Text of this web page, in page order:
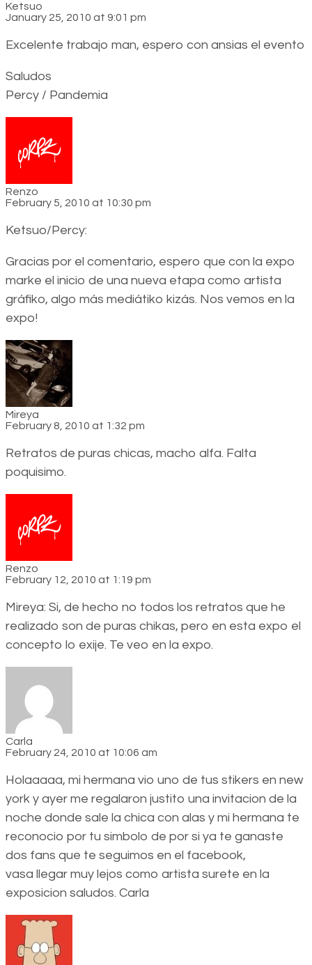
Ketsuo
January 25, 2010 at 9:01 pm
Excelente trabajo man, espero con ansias el evento
Saludos
Percy / Pandemia
Renzo
February 5, 2010 at 10:30 pm
Ketsuo/Percy:
Gracias por el comentario, espero que con la expo
marke el inicio de una nueva etapa como artista
gráfiko, algo más mediátiko kizás. Nos vemos en la
expo!
Mireya
February 8, 2010 at 1:32 pm
Retratos de puras chicas, macho alfa. Falta
poquisimo.
Renzo
February 12, 2010 at 1:19 pm
Mireya: Si, de hecho no todos los retratos que he
realizado son de puras chikas, pero en esta expo el
concepto lo exije. Te veo en la expo.
Carla
February 24, 2010 at 10:06 am
Holaaaaa, mi hermana vio uno de tus stikers en new
york y ayer me regalaron justito una invitacion de la
noche donde sale la chica con alas y mi hermana te
reconocio por tu simbolo de por si ya te ganaste
dos fans que te seguimos en el facebook,
vasa llegar muy lejos como artista surete en la
exposicion saludos. Carla